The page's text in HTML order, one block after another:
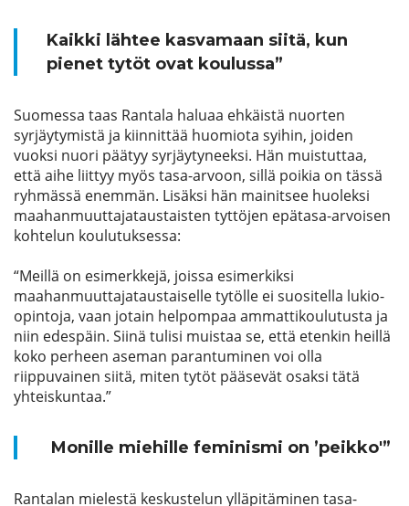
Kaikki lähtee kasvamaan siitä, kun
pienet tytöt ovat koulussa”
Suomessa taas Rantala haluaa ehkäistä nuorten
syrjäytymistä ja kiinnittää huomiota syihin, joiden
vuoksi nuori päätyy syrjäytyneeksi. Hän muistuttaa,
että aihe liittyy myös tasa-arvoon, sillä poikia on tässä
ryhmässä enemmän. Lisäksi hän mainitsee huoleksi
maahanmuuttajataustaisten tyttöjen epätasa-arvoisen
kohtelun koulutuksessa:
“Meillä on esimerkkejä, joissa esimerkiksi
maahanmuuttajataustaiselle tytölle ei suositella lukio-
opintoja, vaan jotain helpompaa ammattikoulutusta ja
niin edespäin. Siinä tulisi muistaa se, että etenkin heillä
koko perheen aseman parantuminen voi olla
riippuvainen siitä, miten tytöt pääsevät osaksi tätä
yhteiskuntaa.”
Monille miehille feminismi on ’peikko'”
Rantalan mielestä keskustelun ylläpitäminen tasa-